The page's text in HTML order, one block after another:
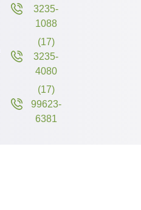
3235-
1088
(17)
3235-
4080
(17)
99623-
6381